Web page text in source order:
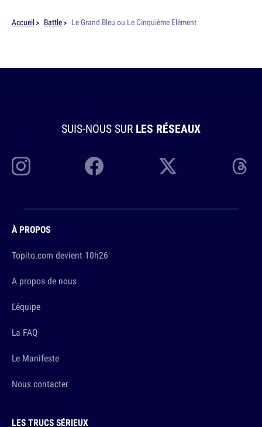
Accueil Battle Le Grand Bleu ou Le Cinquième Elément
SUIS-NOUS SUR LES RÉSEAUX
À PROPOS
Topito.com devient 10h26
A propos de nous
L'équipe
La FAQ
Le Manifeste
Nous contacter
LES TRUCS SÉRIEUX